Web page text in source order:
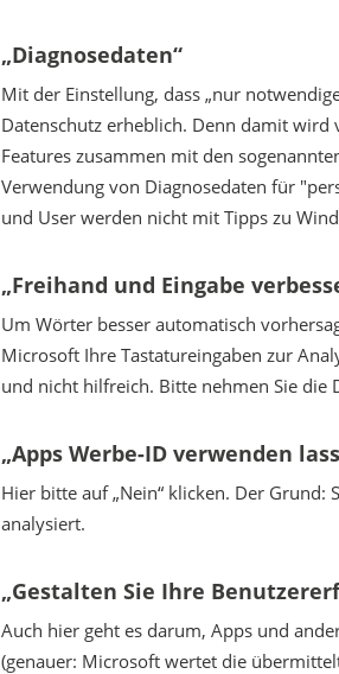
„Diagnosedaten“
Mit der Einstellung, dass „nur
Datenschutz erheblich. Denn damit
Features zusammen mit den
Verwendung von Diagnosedaten für
und User werden nicht mit Tipps zu
„Freihand und Eingabe
Um Wörter besser automatisch
Microsoft Ihre Tastatureingaben zur
und nicht hilfreich. Bitte nehmen Sie die
„Apps Werbe-ID verwenden
Hier bitte auf „Nein“ klicken. Der
analysiert.
„Gestalten Sie Ihre
Auch hier geht es darum, Apps und
(genauer: Microsoft wertet die